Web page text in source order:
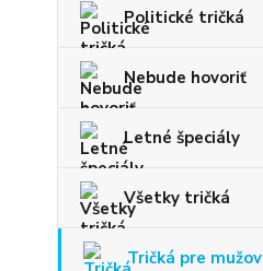
Politické tričká
Nebude hovoriť
Letné špeciály
Všetky tričká
Tričká pre mužov